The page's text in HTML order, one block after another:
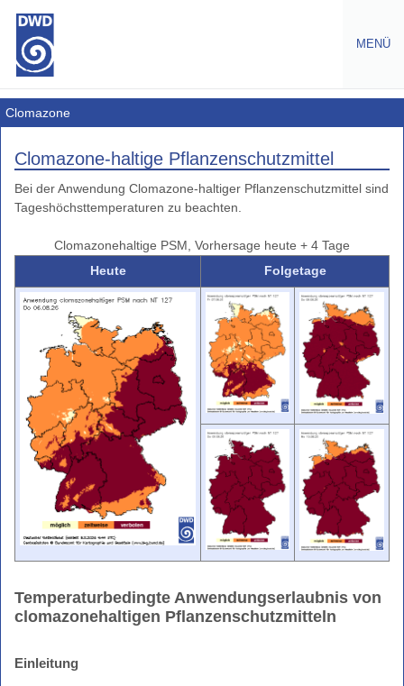
MENÜ
Warnungen
Amtliche
Warnungen
Wetterwarnungen
Europa
Gefahrenindizes
Gesundheit
Gefahrenindizes
-
(Wald-,
Grasbrand)
Warnindizes
Landwirtschaft
Enthalpie
Bodenfrost
Clomazone
Farbskala
Unwetterwarnkriterien
Wetterwarnkriterien
Küstenwarnungen
Hitze-
UV-
Clomazone
Clomazone-haltige Pflanzenschutzmittel
Bei der Anwendung Clomazone-haltiger Pflanzenschutzmittel sind
Tageshöchsttemperaturen zu beachten.
Clomazonehaltige PSM, Vorhersage heute + 4 Tage
Heute
Folgetage
Temperaturbedingte Anwendungserlaubnis von
clomazonehaltigen Pflanzenschutzmitteln
Einleitung